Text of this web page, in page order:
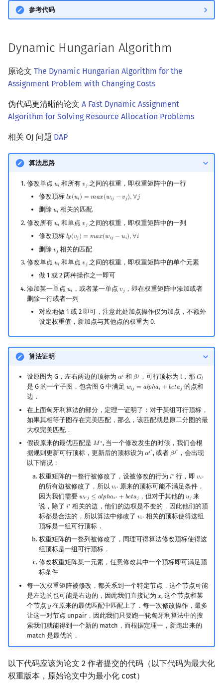
参考代码
Dynamic Hungarian Algorithm
原论文 The Dynamic Hungarian Algorithm for the
Assignment Problem with Changing Costs
伪代码更清晰的论文 A Fast Dynamic Assignment
Algorithm for Solving Resource Allocation Problems
相关 OJ 问题 DAP
算法思路
修改单点 𝑢𝑖
ui 和所有 𝑣𝑗
vj之间的权重，即权重矩阵中的一行
修改顶标 𝑙𝑥(𝑢𝑖) = 𝑚𝑎𝑥(𝑤𝑖𝑗 −𝑣𝑗), ∀𝑗
lx(ui)= m ax(wij−vj) ,∀ j
删除 𝑢𝑖
ui 相关的匹配
修改所有 𝑢𝑖
ui 和单点 𝑣𝑗
vj之间的权重，即权重矩阵中的一列
修改顶标 𝑙𝑦(𝑣𝑗) = 𝑚𝑎𝑥(𝑤𝑖𝑗 − 𝑢𝑖), ∀𝑖
ly(vj)= m ax(wij−ui ),∀ i
删除 𝑣𝑗
vj 相关的匹配
修改单点 𝑢𝑖
ui 和单点 𝑣𝑗
vj之间的权重，即权重矩阵中的单个元素
做 1 或 2 两种操作之一即可
添加某一单点 𝑢𝑖
ui ，或者某一单点 𝑣𝑗
vj，即在权重矩阵中添加或者
删除一行或者一列
对应地做 1 或 2 即可，注意此处加点操作仅为加点，不额外
设定权重值，新加点与其他点的权重为 0.
算法证明
设原图为 G，左右两边的顶标为 𝛼𝑖
αi 和 𝛽𝑗
βj ，可行顶标为 l，那 𝐺𝑙
Gl
是 G 的一个子图，包含图 G 中满足 𝑤𝑖𝑗 = 𝑎𝑙𝑝ℎ𝑎𝑖 + 𝑏𝑒𝑡𝑎𝑗
wij =a phai+be taj
的点和
边．
在上面匈牙利算法的部分，定理一证明了：对于某组可行顶标，
如果其相等子图存在完美匹配，那么，该匹配就是原二分图的最
大权完美匹配．
假设原来的最优匹配是 𝑀∗
M∗, 当一个修改发生的时候，我们会根
据规则更新可行顶标，更新后的顶标设为 𝛼𝑖∗
αi ∗
, 或者 𝛽𝑗∗
βj∗，会出现
以下情况：
权重矩阵的一整行被修改了，设被修改的行为 𝑖∗
i∗行，即𝑣𝑖∗
vi∗
的所有边被修改了，所以 𝑣𝑖∗
vi∗原来的顶标可能不满足条件，
因为我们需要 𝑤𝑖∗𝑗 ≤ 𝑎𝑙𝑝ℎ𝑎𝑖∗ + 𝑏𝑒𝑡𝑎𝑗
wi∗ j≤ alphai∗+betaj ，但对于其他的𝑢𝑗
uj 来
说，除了 𝑖∗
i∗相关的边，他们的边权是不变的，因此他们的顶
标都是合法的，所以算法中修改了 𝑣𝑖∗
vi∗相关的顶标使得这组
顶标是一组可行顶标．
权重矩阵的一整列被修改了，同理可得算法修改顶标使得这
组顶标是一组可行顶标．
修改权重矩阵某一元素，任意修改其中一个顶标即可满足顶
标条件
每一次权重矩阵被修改，都关系到一个特定节点，这个节点可能
是左边的也可能是右边的，因此我们直接记为 𝑥
x, 这个节点和某
个节点 𝑦
y在原来的最优匹配中匹配上了．每一次修改操作，最多
让这一对节点 unpair，因此我们只要跑一轮匈牙利算法中的搜
索我们就能得到一个新的 match，而根据定理一，新跑出来的
match 是最优的．
以下代码应该为论文 2 作者提交的代码（以下代码为最大化
权重版本，原始论文中为最小化 cost）